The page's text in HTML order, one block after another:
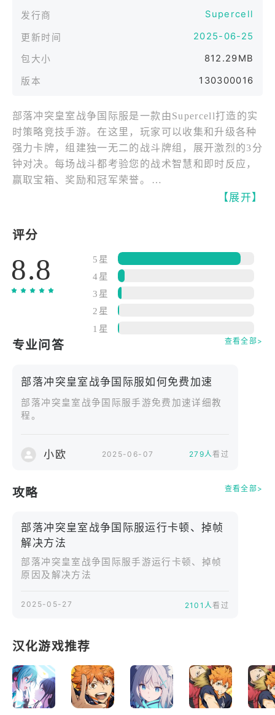
发行商 Supercell
更新时间 2025-06-25
包大小 812.29MB
版本 130300016
部落冲突皇室战争国际服是一款由Supercell打造的实
时策略竞技手游。在这里，玩家可以收集和升级各种
强力卡牌，组建独一无二的战斗牌组，展开激烈的3分
钟对决。每场战斗都考验您的战术智慧和即时反应，
赢取宝箱、奖励和冠军荣誉。
境。您可以加入全球竞技场，挑战来自世界各地的高
手，也能与好友组建战队，一起攻城掠地。游戏拥有
丰富的赛事和排行榜系统，让竞技乐趣持续升级。
游戏内置多样化的卡牌，包括强力的部队、法术和防
御建筑。合理搭配和策略运用是胜利的关键。实时匹
配机制保证对战公平，紧张刺激的对局让人欲罢不
能。此外，定期更新带来新卡牌和活动，丰富游戏内
部落冲突皇室战争国际服以其精美的画面和流畅的操
作体验赢得了全球千万玩家的喜爱。不论是新手还是
老将，都能在这里找到属于自己的战斗乐趣。快来下
【展开】
评分
8.8
5星
4星
3星
2星
1星
专业问答 查看全部>
部落冲突皇室战争国际服如何免费加速
部落冲突皇室战争国际服手游免费加速详细教
程。
小欧 2025-06-07 279人看过
攻略 查看全部>
部落冲突皇室战争国际服运行卡顿、掉帧
解决方法
部落冲突皇室战争国际服手游运行卡顿、掉帧
原因及解决方法
2025-05-27 2101人看过
汉化游戏推荐